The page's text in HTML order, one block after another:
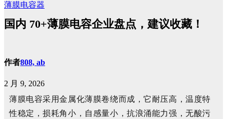
薄膜电容器
国内 70+薄膜电容企业盘点，建议收藏！
作者808, ab
2 月 9, 2026
薄膜电容采用金属化薄膜卷绕而成，它耐压高，温度特
性稳定，损耗角小，自感量小，抗浪涌能力强，无酸污